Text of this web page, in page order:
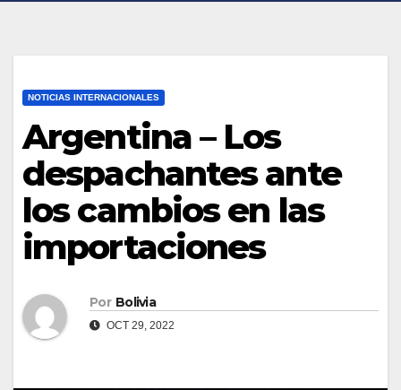
NOTICIAS INTERNACIONALES
Argentina – Los
despachantes ante
los cambios en las
importaciones
Por Bolivia
OCT 29, 2022